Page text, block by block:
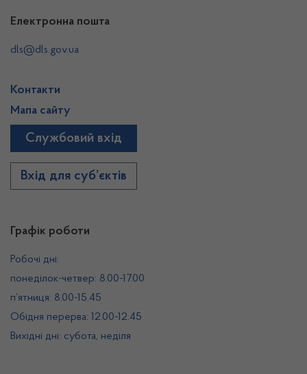
Графік роботи
Робочі дні:
понеділок-четвер: 8.00-17.00
п’ятниця: 8.00-15.45
Обідня перерва: 12.00-12.45
Вихідні дні: субота, неділя
Електронна пошта
dls@dls.gov.ua
Контакти
Мапа сайту
Службовий вхід
Вхід для суб’єктів